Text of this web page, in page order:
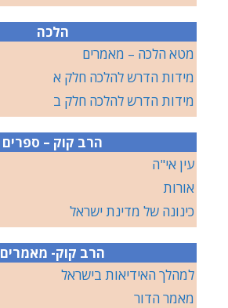
הלכה
מטא הלכה – מאמרים
מידות הדרש להלכה חלק א
מידות הדרש להלכה חלק ב
הרב קוק – ספרים
עין אי"ה
אורות
כינונה של מדינת ישראל
הרב קוק- מאמרים
למהלך האידיאות בישראל
מאמר הדור